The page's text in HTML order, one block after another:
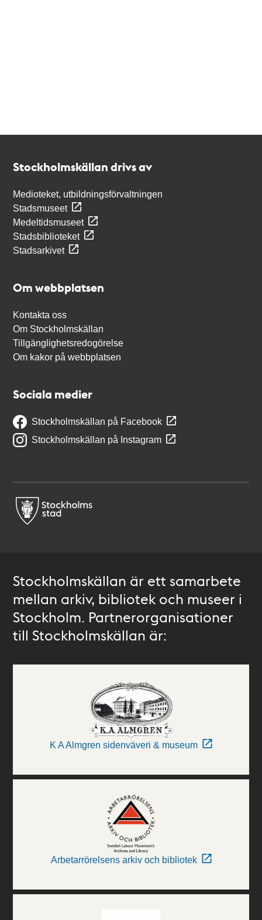
Stockholmskällan drivs av
Medioteket, utbildningsförvaltningen
Stadsmuseet
Medeltidsmuseet
Stadsbiblioteket
Stadsarkivet
Om webbplatsen
Kontakta oss
Om Stockholmskällan
Tillgänglighetsredogörelse
Om kakor på webbplatsen
Sociala medier
Stockholmskällan på Facebook
Stockholmskällan på Instagram
Stockholmskällan är ett samarbete
mellan arkiv, bibliotek och museer i
Stockholm. Partnerorganisationer
till Stockholmskällan är:
K A Almgren sidenväveri & museum
Arbetarrörelsens arkiv och bibliotek